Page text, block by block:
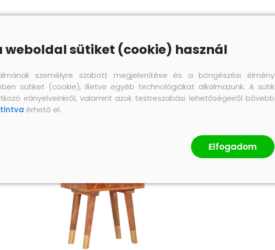
weboldal sütiket (cookie) használ
személyre szabott megjelenítése és a böngészési élmény
sütiket (cookie), illetve egyéb technológiákat alkalmazunk. A sütik
irányelveinkről, valamint azok testreszabási lehetőségeiről bővebb
érhető el.
Elfogadom